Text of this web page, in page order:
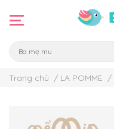
Trang chủ / LA POMME /